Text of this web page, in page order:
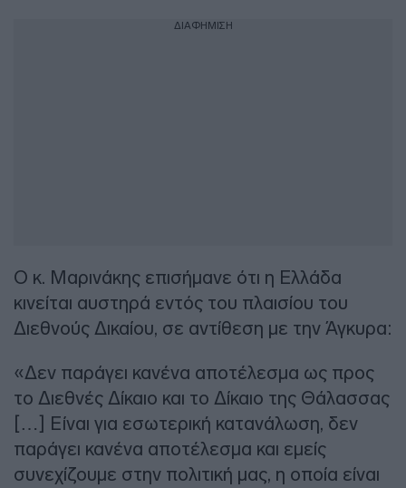
ΔΙΑΦΗΜΙΣΗ
Ο κ. Μαρινάκης επισήμανε ότι η Ελλάδα
κινείται αυστηρά εντός του πλαισίου του
Διεθνούς Δικαίου, σε αντίθεση με την Άγκυρα:
«Δεν παράγει κανένα αποτέλεσμα ως προς
το Διεθνές Δίκαιο και το Δίκαιο της Θάλασσας
[…] Είναι για εσωτερική κατανάλωση, δεν
παράγει κανένα αποτέλεσμα και εμείς
συνεχίζουμε στην πολιτική μας, η οποία είναι